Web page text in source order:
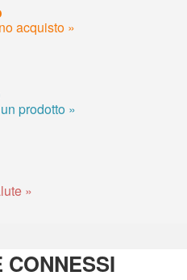
acquisto »
prodotto »
»
CONNESSI